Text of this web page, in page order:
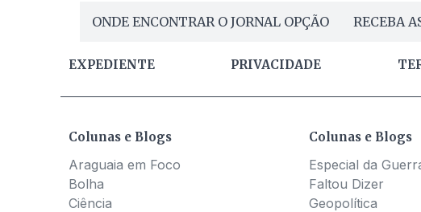
ONDE ENCONTRAR O JORNAL OPÇÃO RECEBA
EXPEDIENTE PRIVACIDADE
Colunas e Blogs
Araguaia em Foco
Bolha
Ciência
Colunas e Blogs
Especial da
Faltou Dizer
Geopolítica